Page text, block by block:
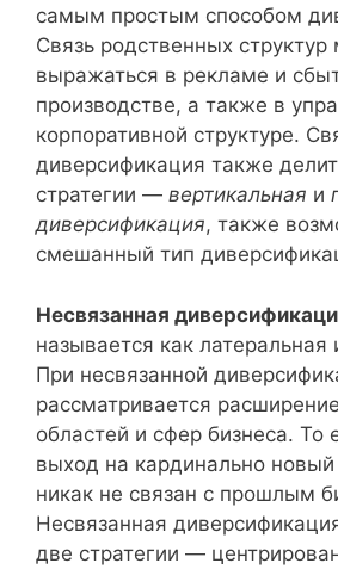
самым простым способом
Связь родственных
выражаться в рекламе и
производстве, а также в
корпоративной структуре.
диверсификация также
стратегии — вертикальная и
диверсификация, также
смешанный тип
Несвязанная
называется как латеральная
При несвязанной
рассматривается
областей и сфер бизнеса. То
выход на кардинально
никак не связан с прошлым
Несвязанная
две стратегии —